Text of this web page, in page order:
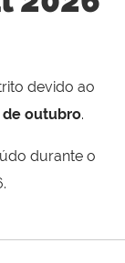
devido ao
de outubro.
durante o